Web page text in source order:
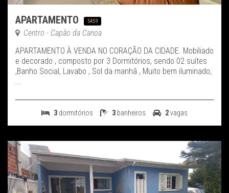
APARTAMENTO 5459
Centro - Capão da Canoa
APARTAMENTO À VENDA NO CORAÇÃO DA CIDADE. Mobiliado
e decorado , composto por 3 Dormitórios, sendo 02 suítes
,Banho Social, Lavabo , Sol da manhã , Muito bem iluminado,
3 dormitórios 3 banheiros 2vagas